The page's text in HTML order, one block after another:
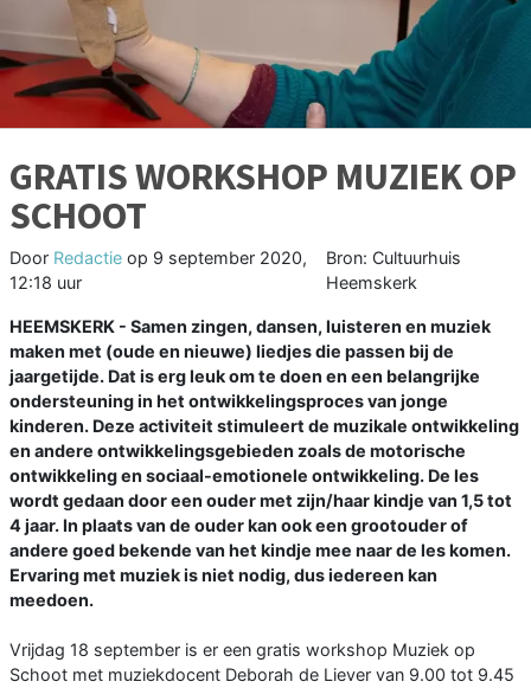
GRATIS WORKSHOP MUZIEK OP
SCHOOT
Door Redactie op 9 september 2020,
12:18 uur
Bron: Cultuurhuis
Heemskerk
HEEMSKERK - Samen zingen, dansen, luisteren en muziek
maken met (oude en nieuwe) liedjes die passen bij de
jaargetijde. Dat is erg leuk om te doen en een belangrijke
ondersteuning in het ontwikkelingsproces van jonge
kinderen. Deze activiteit stimuleert de muzikale ontwikkeling
en andere ontwikkelingsgebieden zoals de motorische
ontwikkeling en sociaal-emotionele ontwikkeling. De les
wordt gedaan door een ouder met zijn/haar kindje van 1,5 tot
4 jaar. In plaats van de ouder kan ook een grootouder of
andere goed bekende van het kindje mee naar de les komen.
Ervaring met muziek is niet nodig, dus iedereen kan
meedoen.
Vrijdag 18 september is er een gratis workshop Muziek op
Schoot met muziekdocent Deborah de Liever van 9.00 tot 9.45